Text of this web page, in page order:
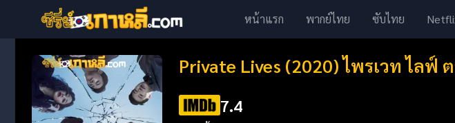
หน้าแรก พากย์ไทย ซับไทย
Private Lives (2020) ไพรเวท ไลฟ์
7.4